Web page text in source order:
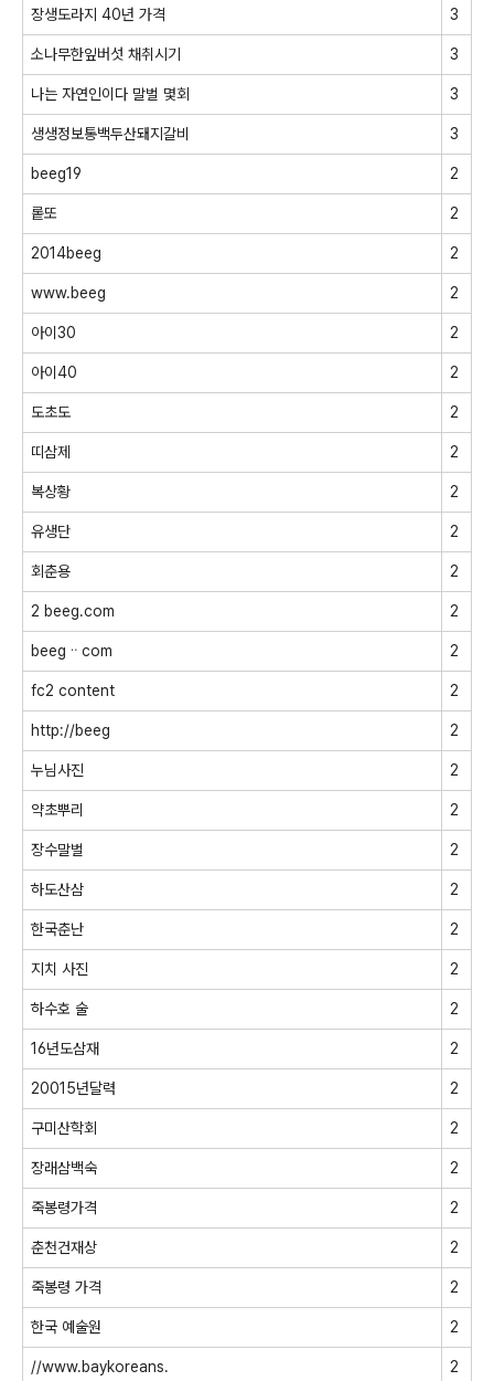
장생도라지 40년 가격 3
소나무한잎버섯 채취시기 3
나는 자연인이다 말벌 몇회 3
생생정보통백두산돼지갈비 3
beeg19 2
롵또 2
2014beeg 2
www.beeg 2
아이30 2
아이40 2
도초도 2
띠삼제 2
복상황 2
유생단 2
회춘용 2
2 beeg.com 2
beegᆢcom 2
fc2 content 2
http://beeg 2
누님사진 2
약초뿌리 2
장수말벌 2
하도산삼 2
한국춘난 2
지치 사진 2
하수호 술 2
16년도삼재 2
20015년달력 2
구미산학회 2
장래삼백숙 2
죽봉령가격 2
춘천건재상 2
죽봉령 가격 2
한국 예술원 2
//www.baykoreans. 2